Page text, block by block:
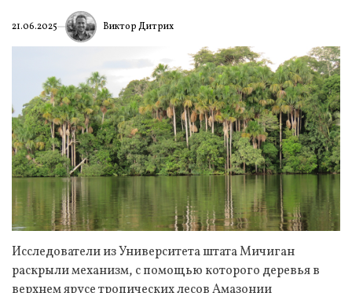
21.06.2025 Виктор Дитрих
Исследователи из Университета штата Мичиган
раскрыли механизм, с помощью которого деревья в